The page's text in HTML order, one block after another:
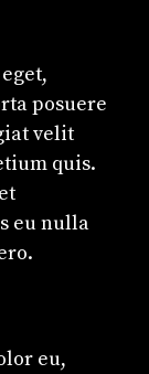
posuere
velit
quis.
eu nulla
eu,